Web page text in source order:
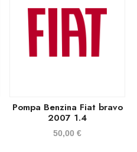
Pompa Benzina Fiat bravo
2007 1.4
50,00€